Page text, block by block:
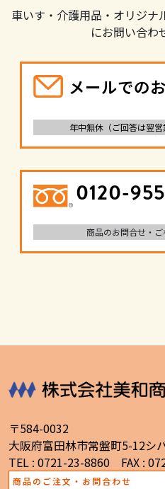
車いす・介護用品・オリジ
にお問い合わ
メールでの
年中無休（ご回答は翌営
0120-
商品のお問合せ・
〒584-0032
大阪府富田林市常盤町5-12シ
TEL : 0721-23-8860 FAX :
商品のご注文・お問合わせ